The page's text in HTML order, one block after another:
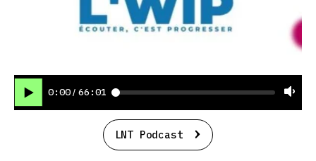
0:00 / 66:01
LNT Podcast